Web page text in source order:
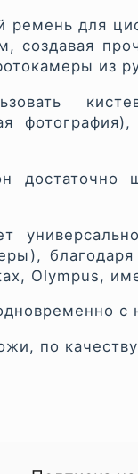
ремень для
создавая
из
достаточно
Olympus,
по